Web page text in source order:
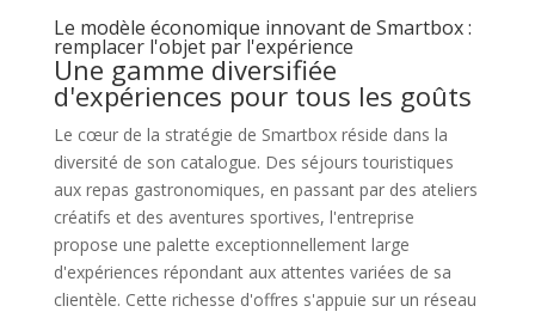
Le modèle économique innovant de Smartbox :
remplacer l'objet par l'expérience
Une gamme diversifiée
d'expériences pour tous les goûts
Le cœur de la stratégie de Smartbox réside dans la
diversité de son catalogue. Des séjours touristiques
aux repas gastronomiques, en passant par des ateliers
créatifs et des aventures sportives, l'entreprise
propose une palette exceptionnellement large
d'expériences répondant aux attentes variées de sa
clientèle. Cette richesse d'offres s'appuie sur un réseau